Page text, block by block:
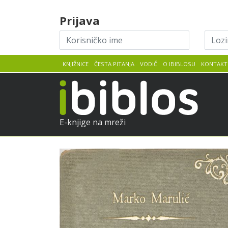
E-knjige na mreži
KNJIŽNICE ČESTA PITANJA VODIČ O IBIBLOSU KONTAKT
Prijava
Korisničko
ime
MarulićPretpregled